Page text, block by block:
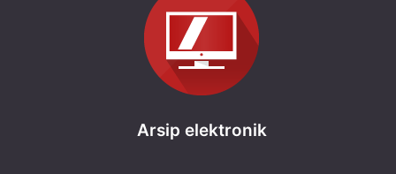
Arsip elektronik